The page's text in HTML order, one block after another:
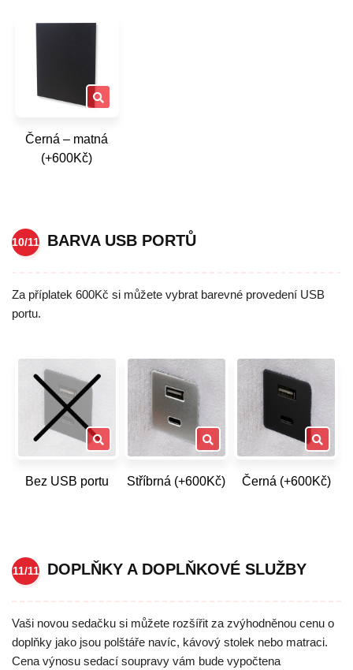
Černá – matná
(+600Kč)
10/11 BARVA USB PORTŮ
Za příplatek 600Kč si můžete vybrat barevné provedení USB
portu.
Bez USB portu Stříbrná (+600Kč) Černá (+600Kč)
11/11 DOPLŇKY A DOPLŇKOVÉ SLUŽBY
Vaši novou sedačku si můžete rozšířit za zvýhodněnou cenu o
doplňky jako jsou polštáře navíc, kávový stolek nebo matraci.
Cena výnosu sedací soupravy vám bude vypočtena